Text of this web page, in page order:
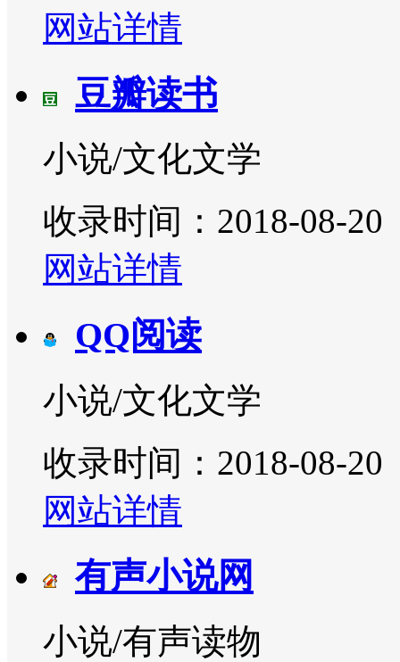
网站详情
豆瓣读书
小说/文化文学
收录时间：2018-08-20
网站详情
QQ阅读
小说/文化文学
收录时间：2018-08-20
网站详情
有声小说网
小说/有声读物